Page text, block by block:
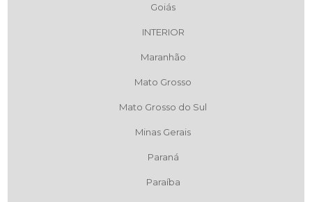
Goiás
INTERIOR
Maranhão
Mato Grosso
Mato Grosso do Sul
Minas Gerais
Paraná
Paraíba